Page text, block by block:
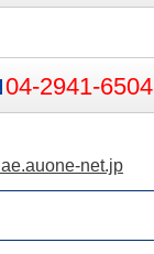
04-2941-6504
net.jp